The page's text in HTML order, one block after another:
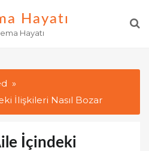
Hayatı
Hayatı
İlişkileri Nasıl Bozar
İçindeki